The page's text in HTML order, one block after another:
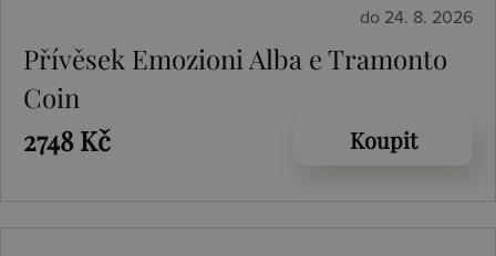
do 24. 8. 2026
Přívěsek Emozioni Alba e Tramonto
Coin
2748 Kč
Koupit